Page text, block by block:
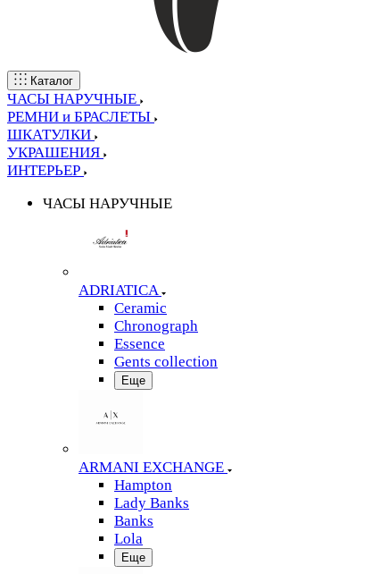
Каталог
ЧАСЫ НАРУЧНЫЕ
РЕМНИ и БРАСЛЕТЫ
ШКАТУЛКИ
УКРАШЕНИЯ
ИНТЕРЬЕР
ЧАСЫ НАРУЧНЫЕ
ADRIATICA
Ceramic
Chronograph
Essence
Gents collection
Еще
ARMANI EXCHANGE
Hampton
Lady Banks
Banks
Lola
Еще